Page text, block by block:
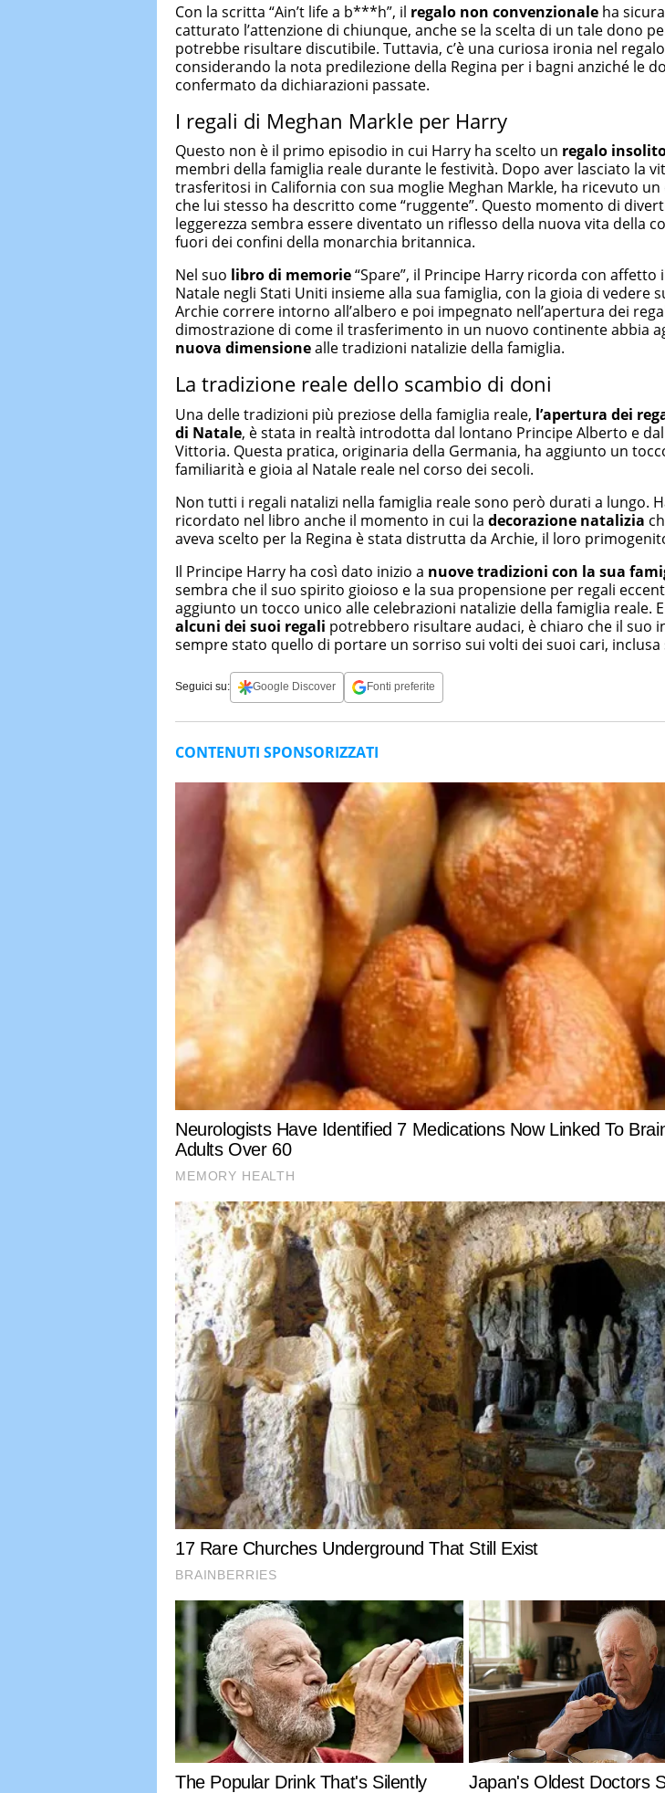
Con la scritta “Ain’t life a b***h”, il regalo non convenzionale ha
catturato l’attenzione di chiunque, anche se la scelta di un tale dono
potrebbe risultare discutibile. Tuttavia, c’è una curiosa ironia nel
considerando la nota predilezione della Regina per i bagni anziché le
confermato da dichiarazioni passate.
I regali di Meghan Markle per Harry
Questo non è il primo episodio in cui Harry ha scelto un regalo
membri della famiglia reale durante le festività. Dopo aver lasciato la
trasferitosi in California con sua moglie Meghan Markle, ha ricevuto un
che lui stesso ha descritto come “ruggente”. Questo momento di
leggerezza sembra essere diventato un riflesso della nuova vita della
fuori dei confini della monarchia britannica.
Nel suo libro di memorie“Spare”, il Principe Harry ricorda con affetto
Natale negli Stati Uniti insieme alla sua famiglia, con la gioia di vedere
Archie correre intorno all’albero e poi impegnato nell’apertura dei
dimostrazione di come il trasferimento in un nuovo continente abbia
nuova dimensionealle tradizioni natalizie della famiglia.
La tradizione reale dello scambio di doni
Una delle tradizioni più preziose della famiglia reale, l’apertura dei
di Natale, è stata in realtà introdotta dal lontano Principe Alberto e
Vittoria. Questa pratica, originaria della Germania, ha aggiunto un
familiarità e gioia al Natale reale nel corso dei secoli.
Non tutti i regali natalizi nella famiglia reale sono però durati a lungo.
ricordato nel libro anche il momento in cui la decorazione natalizia
aveva scelto per la Regina è stata distrutta da Archie, il loro
Il Principe Harry ha così dato inizio a nuove tradizioni con la sua
sembra che il suo spirito gioioso e la sua propensione per regali
aggiunto un tocco unico alle celebrazioni natalizie della famiglia reale.
alcuni dei suoi regali potrebbero risultare audaci, è chiaro che il suo
sempre stato quello di portare un sorriso sui volti dei suoi cari, inclusa
Seguici su: Google Discover Fonti preferite